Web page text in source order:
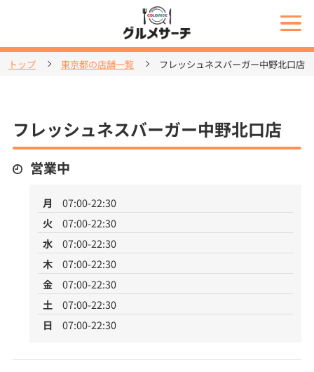
トップ 東京都の店舗一覧 フレッシュネスバーガー中野北口店
フレッシュネスバーガー中野北口店
営業中
月
07:00-22:30
火
07:00-22:30
水
07:00-22:30
木
07:00-22:30
金
07:00-22:30
土
07:00-22:30
日
07:00-22:30